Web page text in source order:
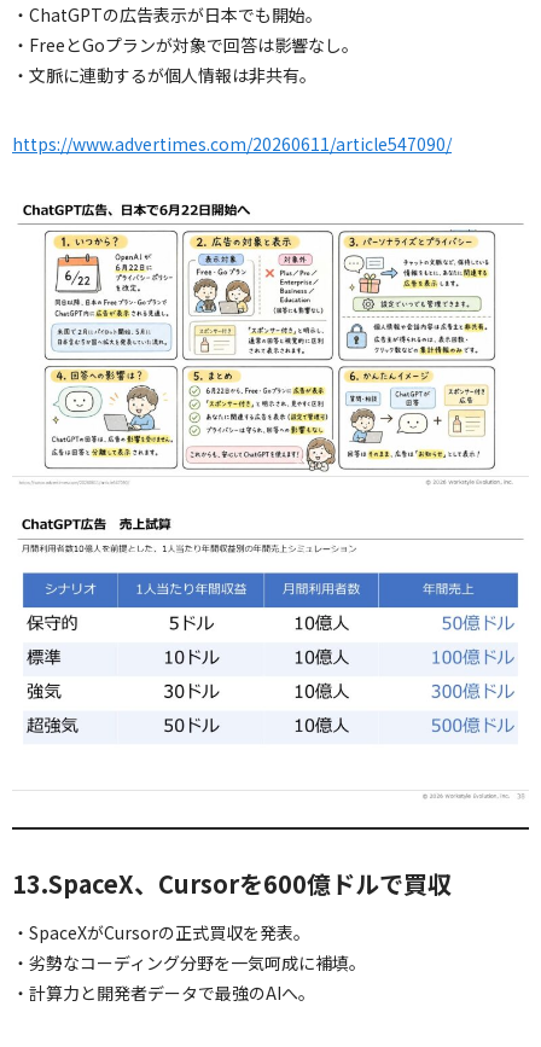
・ChatGPTの広告表示が日本でも開始。
・FreeとGoプランが対象で回答は影響なし。
・文脈に連動するが個人情報は非共有。
https://www.advertimes.com/20260611/article547090/
13.SpaceX、Cursorを600億ドルで買収
・SpaceXがCursorの正式買収を発表。
・劣勢なコーディング分野を一気呵成に補填。
・計算力と開発者データで最強のAIへ。